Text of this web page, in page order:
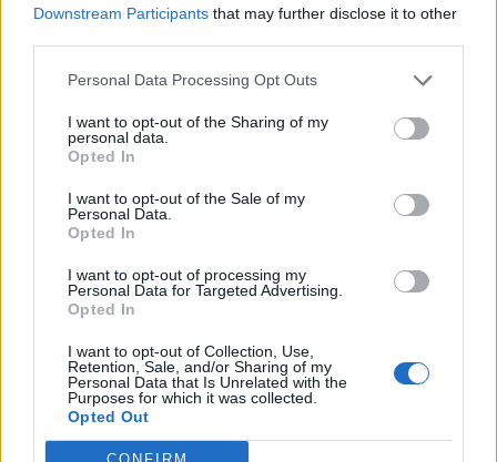
Downstream Participants that may further disclose it to other
Personal Data Processing Opt Outs
I want to opt-out of the Sharing of my
personal data.
Opted In
I want to opt-out of the Sale of my
Personal Data.
Opted In
I want to opt-out of processing my
Personal Data for Targeted Advertising.
Opted In
I want to opt-out of Collection, Use,
Retention, Sale, and/or Sharing of my
Personal Data that Is Unrelated with the
Purposes for which it was collected.
Opted Out
31 de juliol de 2026
“L’eclipsi serà una oportunitat també
per a gaudir de les Festes Majors
d’Amposta”
Carrega més